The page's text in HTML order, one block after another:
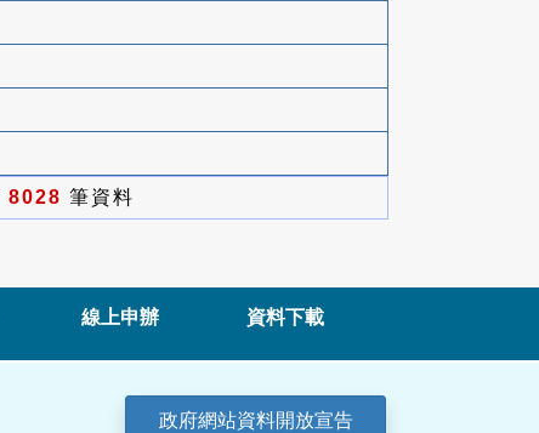
8028 筆資料
線上申辦 資料下載
政府網站資料開放宣告